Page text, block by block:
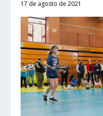
17 de agosto de 2021